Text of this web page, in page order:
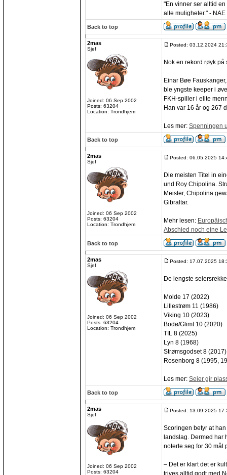
"En vinner ser alltid
alle muligheter." - NAE
Back to top
2mas
Sjef
Joined: 06 Sep 2002
Posts: 63204
Location: Trondhjem
Posted: 03.12.2024
Nok en rekord røyk på
Einar Bøe
ble yngste keeper i
FKH-spiller i elite
Han var 16 år og 267
Les mer: Spenningen
Back to top
2mas
Sjef
Joined: 06 Sep 2002
Posts: 63204
Location: Trondhjem
Posted: 06.05.2025
Die meisten Titel in
und Roy Chipolina.
Meister, Chipolina
Gibraltar.
Mehr lesen:
Abschied noch eine
Back to top
2mas
Sjef
Joined: 06 Sep 2002
Posts: 63204
Location: Trondhjem
Posted: 17.07.2025
De lengste
Molde 17 (2022)
Lillestrøm 11 (1986)
Viking 10 (2023)
Bodø/Glimt 10 (2020)
TIL 8 (2025)
Lyn 8 (1968)
Strømsgodset 8 (2017)
Rosenborg 8 (1995,
Les mer: Seier gir
Back to top
2mas
Sjef
Joined: 06 Sep 2002
Posts: 63204
Posted: 13.09.2025
Scoringen betyr at
landslag. Dermed har
noterte seg for 30 mål
– Det er klart det er
trives alltid godt med